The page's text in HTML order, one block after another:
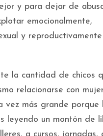
y para dejar de
emocionalmente,
y
la cantidad de chicos
relacionarse con
vez más grande porque
leyendo un montón de